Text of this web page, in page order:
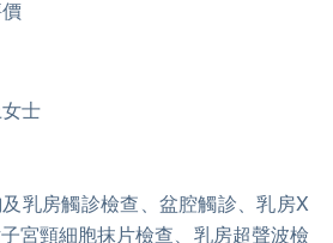
士
乳房觸診檢查、盆腔觸診、乳房X
宮頸細胞抹片檢查、乳房超聲波檢